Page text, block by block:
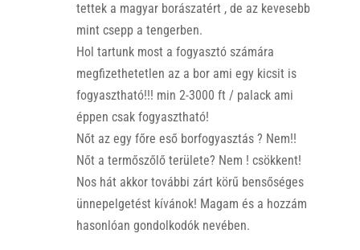
tettek a magyar borászatért , de az kevesebb
mint csepp a tengerben.
Hol tartunk most a fogyasztó számára
megfizethetetlen az a bor ami egy kicsit is
fogyasztható!!! min 2-3000 ft / palack ami
éppen csak fogyasztható!
Nőt az egy főre eső borfogyasztás ? Nem!!
Nőt a termőszőlő területe? Nem ! csökkent!
Nos hát akkor további zárt körű bensőséges
ünnepelgetést kívánok! Magam és a hozzám
hasonlóan gondolkodók nevében.